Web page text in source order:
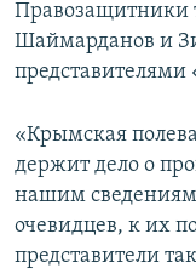
Правозащитники
Шаймарданов и
представителями
«Крымская
держит дело о
нашим
очевидцев, к их
представители